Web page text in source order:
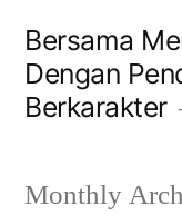
Bersama
Dengan
Berkarakter
Monthly